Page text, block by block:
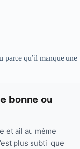
parce qu’il manque une
bonne ou
et ail au même
plus subtil que